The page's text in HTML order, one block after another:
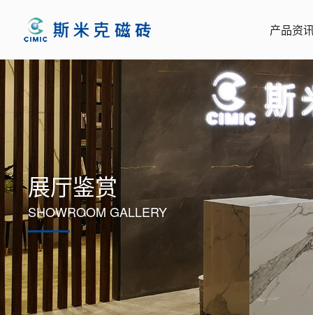
产品资
展厅鉴赏
SHOWROOM GALLERY